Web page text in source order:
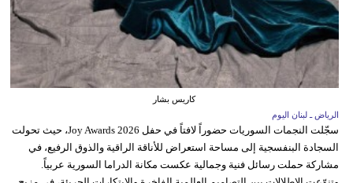
كاريس بشار
الرياض ـ لبنان اليوم
سجّلت النجمات السوريات حضوراً لافتاً في حفل Joy Awards 2026، حيث تحولت
السجادة البنفسجية إلى مساحة استعراض للأناقة الراقية والذوق الرفيع، في
مشاركة حملت رسائل فنية وجمالية عكست مكانة الدراما السورية عربياً.